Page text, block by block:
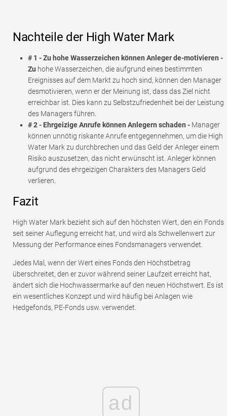
Nachteile der High Water Mark
# 1 - Zu hohe Wasserzeichen können Anleger de-motivieren -
Zu hohe Wasserzeichen, die aufgrund eines bestimmten
Ereignisses auf dem Markt zu hoch sind, können den Manager
desmotivieren, wenn er der Meinung ist, dass das Ziel nicht
erreichbar ist. Dies kann zu Selbstzufriedenheit bei der Leistung
des Managers führen.
# 2 - Ehrgeizige Anrufe können Anlegern schaden - Manager
können unnötig riskante Anrufe entgegennehmen, um die High
Water Mark zu durchbrechen und das Geld der Anleger einem
Risiko auszusetzen, das nicht erwünscht ist. Anleger können
aufgrund des ehrgeizigen Charakters des Managers Geld
verlieren.
Fazit
High Water Mark bezieht sich auf den höchsten Wert, den ein Fonds
seit seiner Auflegung erreicht hat, und wird als Schwellenwert zur
Messung der Performance eines Fondsmanagers verwendet.
Jedes Mal, wenn der Wert eines Fonds den Höchstbetrag
überschreitet, den er zuvor während seiner Laufzeit erreicht hat,
ändert sich die Hochwassermarke auf den neuen Höchstwert. Es ist
ein wesentliches Konzept und wird häufig bei Anlagen wie
Hedgefonds, PE-Fonds usw. verwendet.
ad